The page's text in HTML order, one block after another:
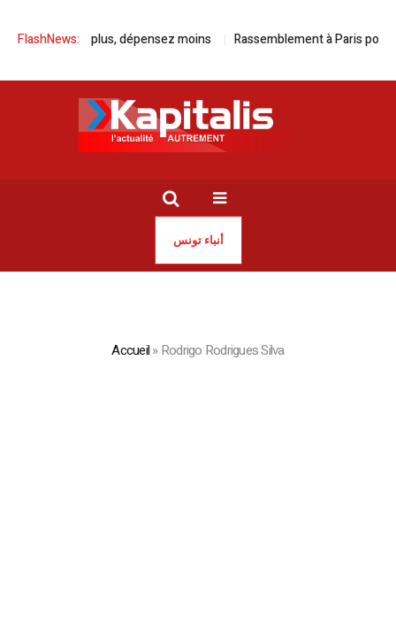
FlashNews:
roulez plus, dépensez moins Rassemblement à Paris pour la
أنباء تونس
Accueil»Rodrigo Rodrigues Silva